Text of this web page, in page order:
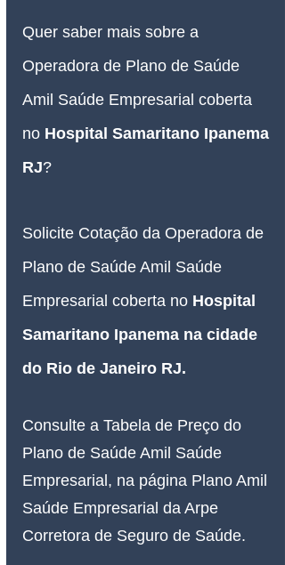
Quer saber mais sobre a
Operadora de Plano de Saúde
Amil Saúde Empresarial coberta
no Hospital Samaritano Ipanema
RJ?
Solicite Cotação da Operadora de
Plano de Saúde Amil Saúde
Empresarial coberta no Hospital
Samaritano Ipanema na cidade
do Rio de Janeiro RJ.
Consulte a Tabela de Preço do
Plano de Saúde Amil Saúde
Empresarial, na página Plano Amil
Saúde Empresarial da Arpe
Corretora de Seguro de Saúde.